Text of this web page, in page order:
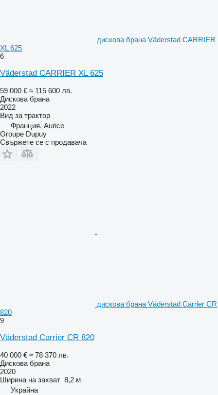
дискова брана Väderstad CARRIER
XL 625
6
Väderstad CARRIER XL 625
59 000 € ≈ 115 600 лв.
Дискова брана
2022
Вид за трактор
Франция, Aurice
Groupe Dupuy
Свържете се с продавача
дискова брана Väderstad Carrier CR
820
9
Väderstad Carrier CR 820
40 000 € ≈ 78 370 лв.
Дискова брана
2020
Ширина на захват 8,2 м
Украйна